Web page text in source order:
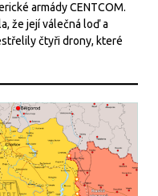
armády CENTCOM.
že její válečná loď a
čtyři drony, které